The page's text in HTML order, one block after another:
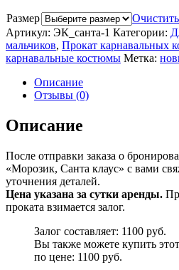
Размер
Очистить
Артикул: ЭК_санта-1 Категории:
мальчиков, Прокат карнавальных
карнавальные костюмы Метка:
Описание
Отзывы (0)
Описание
После отправки заказа о
«Морозик, Санта клаус» с вами
уточнения деталей.
Цена указана за сутки аренды.
проката взимается залог.
Залог составляет: 1100 руб.
Вы также можете купить
по цене: 1100 руб.